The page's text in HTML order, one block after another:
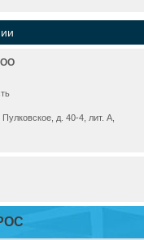
д. 40-4, лит. А,